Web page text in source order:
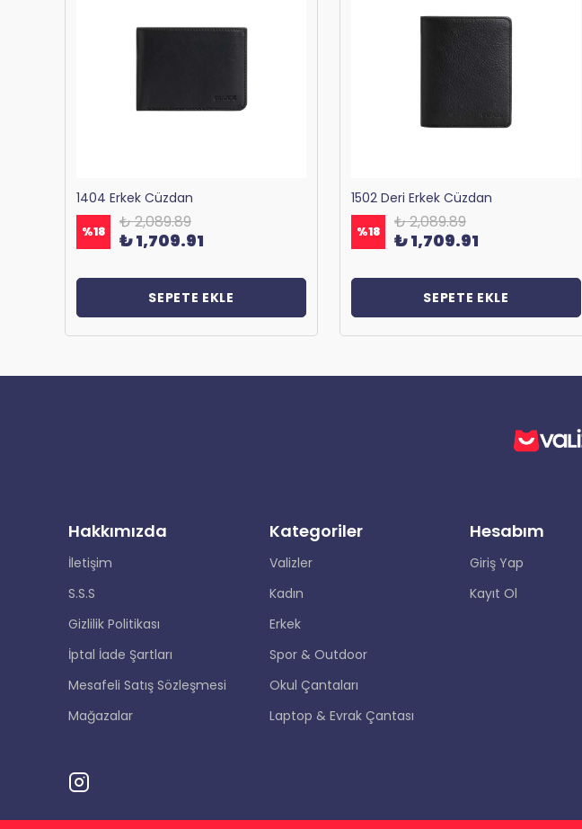
1404 Erkek Cüzdan
%18 ₺ 2,089.89
₺ 1,709.91
SEPETE EKLE
1502 Deri Erkek Cüzdan
%18 ₺ 2,089.89
₺ 1,709.91
SEPETE EKLE
Hakkımızda
İletişim
S.S.S
Gizlilik Politikası
İptal İade Şartları
Mesafeli Satış Sözleşmesi
Mağazalar
Kategoriler
Valizler
Kadın
Erkek
Spor & Outdoor
Okul Çantaları
Laptop & Evrak Çantası
Hesabım
Giriş Yap
Kayıt Ol